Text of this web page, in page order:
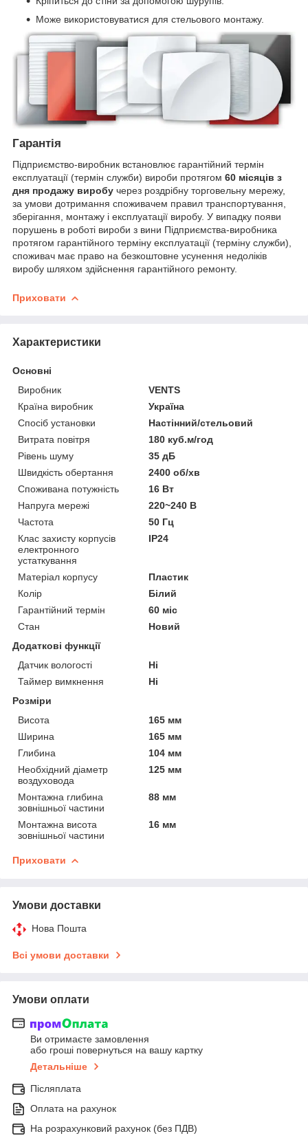
Може використовуватися для стельового монтажу.
Гарантія
Підприємство-виробник встановлює гарантійний термін
експлуатації (термін служби) вироби протягом 60 місяців з
дня продажу виробу через роздрібну торговельну мережу,
за умови дотримання споживачем правил транспортування,
зберігання, монтажу і експлуатації виробу. У випадку появи
порушень в роботі вироби з вини Підприємства-виробника
протягом гарантійного терміну експлуатації (терміну служби),
споживач має право на безкоштовне усунення недоліків
виробу шляхом здійснення гарантійного ремонту.
Приховати
Характеристики
Основні
Виробник
VENTS
Країна виробник
Україна
Спосіб установки
Настінний/стельовий
Витрата повітря
180 куб.м/год
Рівень шуму
35 дБ
Швидкість обертання
2400 об/хв
Споживана потужність
16 Вт
Напруга мережі
220~240 В
Частота
50 Гц
Клас захисту корпусів
електронного
устаткування
IP24
Матеріал корпусу
Пластик
Колір
Білий
Гарантійний термін
60 міс
Стан
Новий
Додаткові функції
Датчик вологості
Ні
Таймер вимкнення
Ні
Розміри
Висота
165 мм
Ширина
165 мм
Глибина
104 мм
Необхідний діаметр
воздуховода
125 мм
Монтажна глибина
зовнішньої частини
88 мм
Монтажна висота
зовнішньої частини
16 мм
Приховати
Умови доставки
Нова Пошта
Всі умови доставки
Умови оплати
Ви отримаєте замовлення
або гроші повернуться на вашу картку
Детальніше
Післяплата
Оплата на рахунок
На розрахунковий рахунок (без ПДВ)